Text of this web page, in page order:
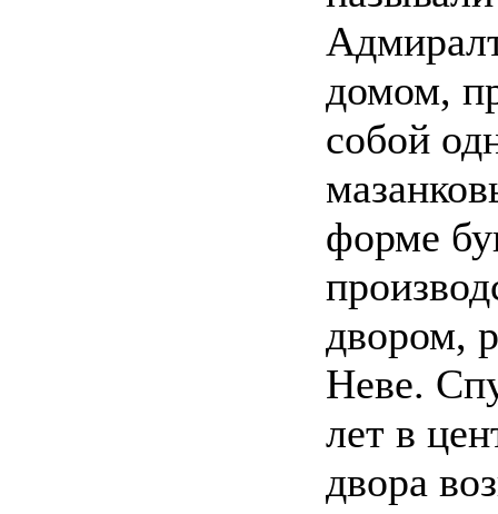
домом,
собой
форме
двором,
Неве.
лет в
двора